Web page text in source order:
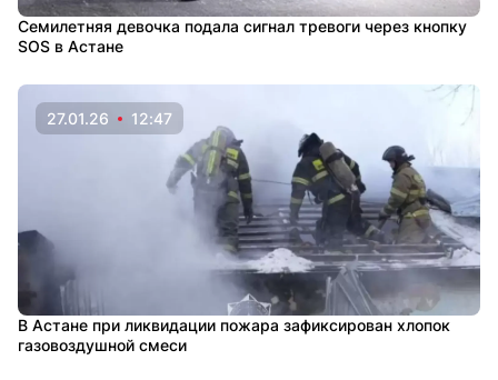
Семилетняя девочка подала сигнал тревоги через кнопку
SOS в Астане
27.01.26 12:47
В Астане при ликвидации пожара зафиксирован хлопок
газовоздушной смеси